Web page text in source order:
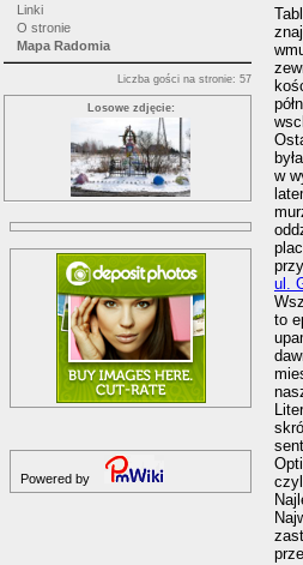
Linki
O stronie
Mapa Radomia
Liczba gości na stronie: 57
Losowe zdjęcie:
Powered by
w
plac
ul.
to